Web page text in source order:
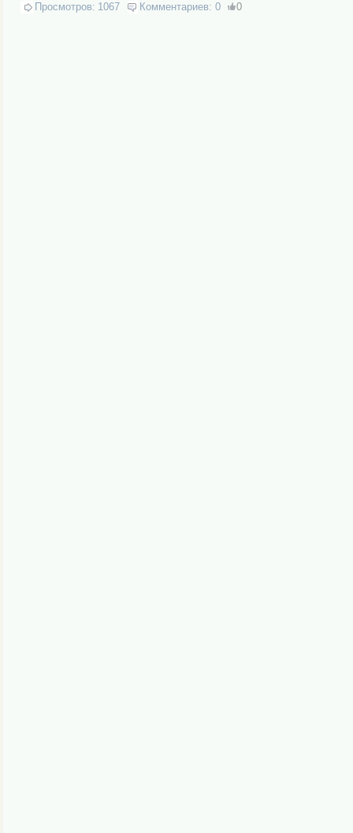
Просмотров: 1067 Комментариев: 0 0